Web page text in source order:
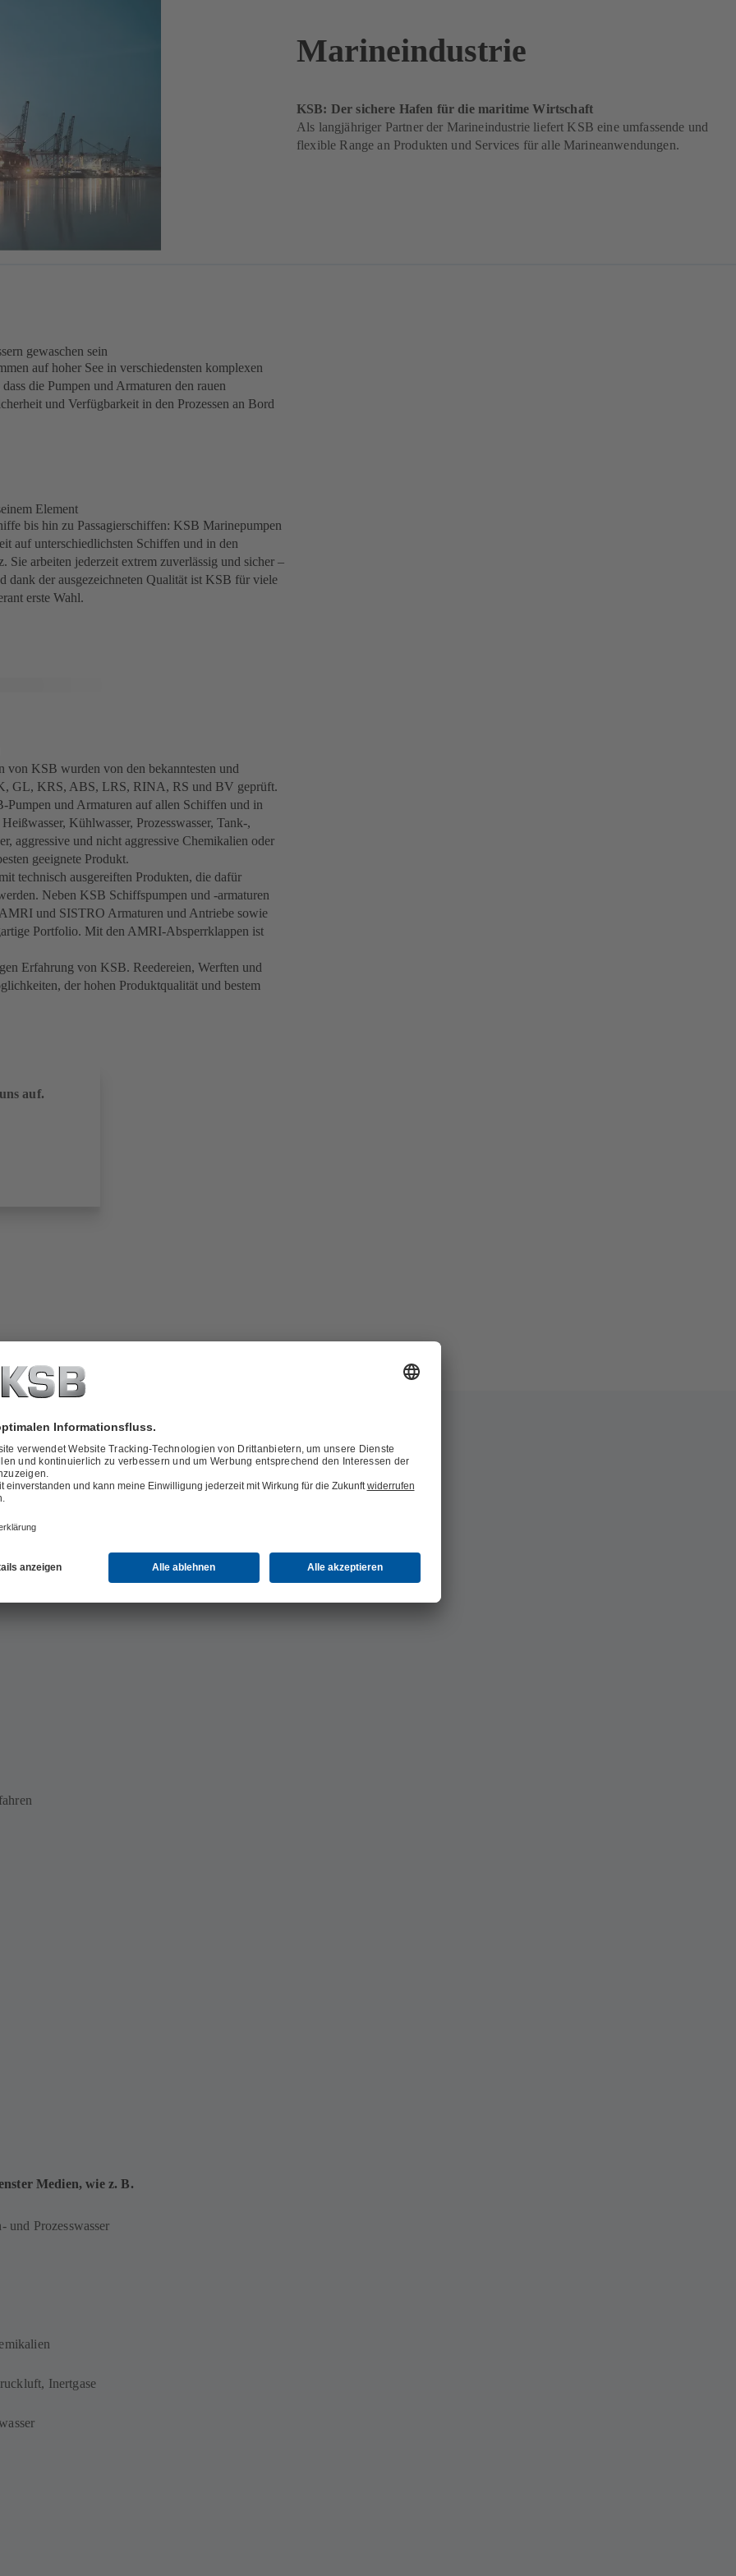
Marineindustrie
KSB: Der sichere Hafen für die maritime Wirtschaft
Als langjähriger Partner der Marineindustrie liefert KSB eine umfassende und
flexible Range an Produkten und Services für alle Marineanwendungen.
gewaschen sein
auf hoher See in verschiedensten komplexen
die Pumpen und Armaturen den rauen
und Verfügbarkeit in den Prozessen an Bord
Element
bis hin zu Passagierschiffen: KSB Marinepumpen
auf unterschiedlichsten Schiffen und in den
arbeiten jederzeit extrem zuverlässig und sicher –
dank der ausgezeichneten Qualität ist KSB für viele
erste Wahl.
von KSB wurden von den bekanntesten und
GL, KRS, ABS, LRS, RINA, RS und BV geprüft.
Pumpen und Armaturen auf allen Schiffen und in
Kühlwasser, Prozesswasser, Tank-,
aggressive und nicht aggressive Chemikalien oder
geeignete Produkt.
technisch ausgereiften Produkten, die dafür
Neben KSB Schiffspumpen und -armaturen
und SISTRO Armaturen und Antriebe sowie
Portfolio. Mit den AMRI-Absperrklappen ist
Erfahrung von KSB. Reedereien, Werften und
der hohen Produktqualität und bestem
auf.
an
Medien, wie z. B.
Prozesswasser
Inertgase